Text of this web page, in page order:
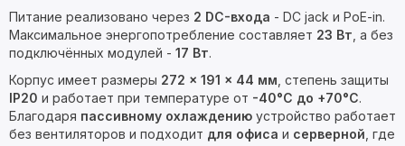
Питание реализовано через 2 DC-входа - DC jack и PoE-in.
Максимальное энергопотребление составляет 23 Вт , а без
подключённых модулей - 17 Вт.
Корпус имеет размеры 272 × 191 × 44 мм , степень защиты
IP20 и работает при температуре от -40°C до +70°C.
Благодаря пассивному охлаждению устройство работает
без вентиляторов и подходит для офиса и серверной , где